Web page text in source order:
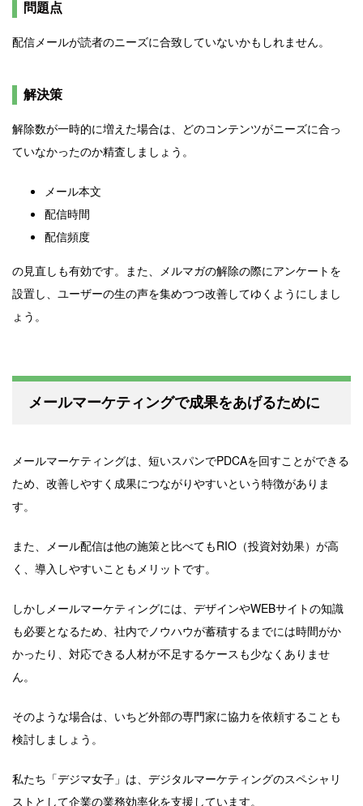
問題点
配信メールが読者のニーズに合致していないかもしれません。
解決策
解除数が一時的に増えた場合は、どのコンテンツがニーズに合っ
ていなかったのか精査しましょう。
メール本文
配信時間
配信頻度
の見直しも有効です。また、メルマガの解除の際にアンケートを
設置し、ユーザーの生の声を集めつつ改善してゆくようにしまし
ょう。
メールマーケティングで成果をあげるために
メールマーケティングは、短いスパンでPDCAを回すことができる
ため、改善しやすく成果につながりやすいという特徴がありま
す。
また、メール配信は他の施策と比べてもRIO（投資対効果）が高
く、導入しやすいこともメリットです。
しかしメールマーケティングには、デザインやWEBサイトの知識
も必要となるため、社内でノウハウが蓄積するまでには時間がか
かったり、対応できる人材が不足するケースも少なくありませ
ん。
そのような場合は、いちど外部の専門家に協力を依頼することも
検討しましょう。
私たち「デジマ女子」は、デジタルマーケティングのスペシャリ
ストとして企業の業務効率化を支援しています。